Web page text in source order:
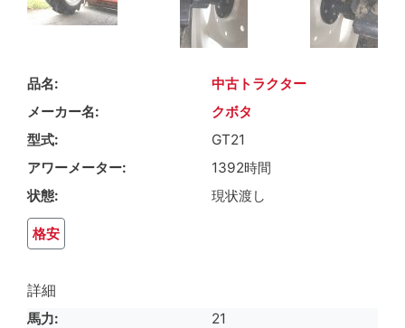
品名
中古トラクター
メーカー名
クボタ
型式
GT21
アワーメーター
1392時間
状態
現状渡し
格安
詳細
馬力
21